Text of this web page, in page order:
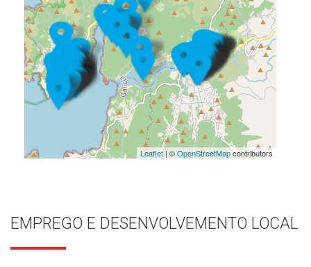
Leaflet| ©OpenStreetMapcontributors
EMPREGO E DESENVOLVEMENTO LOCAL